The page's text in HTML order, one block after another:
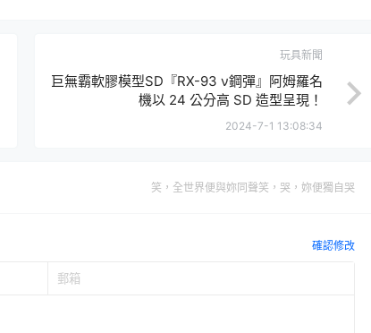
玩具新聞
巨無霸軟膠模型SD『RX-93 ν鋼彈』阿姆羅名
機以 24 公分高 SD 造型呈現！
2024-7-1 13:08:34
笑，全世界便與妳同聲笑，哭，妳便獨自哭
確認修改